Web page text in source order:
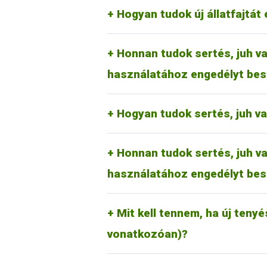
Hogyan tudok új állatfajtát
Honnan tudok sertés, juh
használatához engedélyt
Az erre vonatkozó tudnivalók
jelölőkalapács használati
Hogyan tudok sertés, juh
RA-SE Genetics Kft.
UBM Genetics Kft.
Mangalicatenyésztők Országos
Juh és kecske esetében:
Honnan tudok sertés, juh
használatához engedélyt
Az erre vonatkozó tudnivalók
jelölőkalapács használati
Mit kell tennem, ha új
vonatkozóan)?
tudnivalókat (általános
kattintva lehet elérni.